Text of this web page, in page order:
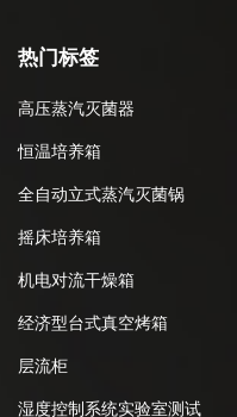
热门标签
高压蒸汽灭菌器
恒温培养箱
全自动立式蒸汽灭菌锅
摇床培养箱
机电对流干燥箱
经济型台式真空烤箱
层流柜
湿度控制系统实验室测试